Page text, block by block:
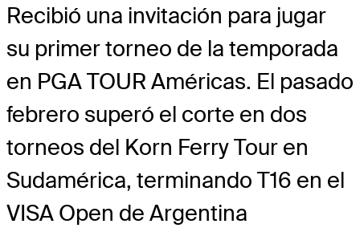
Recibió una invitación para jugar
su primer torneo de la temporada
en PGA TOUR Américas. El pasado
febrero superó el corte en dos
torneos del Korn Ferry Tour en
Sudamérica, terminando T16 en el
VISA Open de Argentina